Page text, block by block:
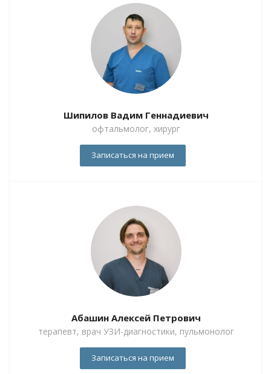
Шипилов Вадим Геннадиевич
офтальмолог, хирург
Записаться на прием
Абашин Алексей Петрович
терапевт, врач УЗИ-диагностики, пульмонолог
Записаться на прием